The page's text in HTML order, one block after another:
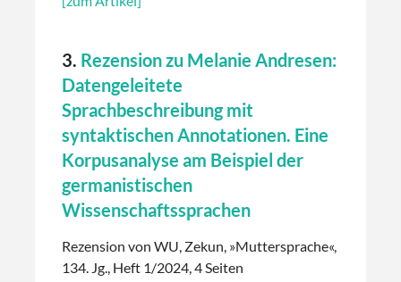
3. Rezension zu Melanie Andresen:
Datengeleitete
Sprachbeschreibung mit
syntaktischen Annotationen. Eine
Korpusanalyse am Beispiel der
germanistischen
Wissenschaftssprachen
Rezension von WU, Zekun, »Muttersprache«,
134. Jg., Heft 1/2024, 4 Seiten